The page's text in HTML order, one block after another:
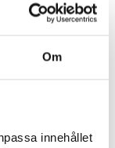
Om
innehållet